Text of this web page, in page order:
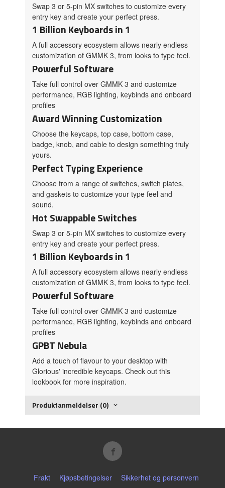
Swap 3 or 5-pin MX switches to customize every
entry key and create your perfect press.
1 Billion Keyboards in 1
A full accessory ecosystem allows nearly endless
customization of GMMK 3, from looks to type feel.
Powerful Software
Take full control over GMMK 3 and customize
performance, RGB lighting, keybinds and onboard
profiles
Award Winning Customization
Choose the keycaps, top case, bottom case,
badge, knob, and cable to design something truly
yours.
Perfect Typing Experience
Choose from a range of switches, switch plates,
and gaskets to customize your type feel and
sound.
Hot Swappable Switches
Swap 3 or 5-pin MX switches to customize every
entry key and create your perfect press.
1 Billion Keyboards in 1
A full accessory ecosystem allows nearly endless
customization of GMMK 3, from looks to type feel.
Powerful Software
Take full control over GMMK 3 and customize
performance, RGB lighting, keybinds and onboard
profiles
GPBT Nebula
Add a touch of flavour to your desktop with
Glorious' incredible keycaps. Check out this
lookbook for more inspiration.
Produktanmeldelser (0)
Frakt Kjøpsbetingelser Sikkerhet og personvern